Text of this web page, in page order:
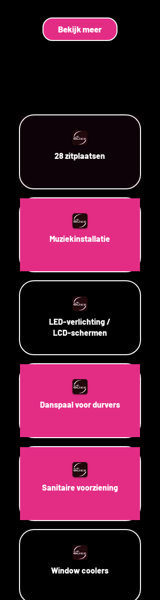
Bekijk meer
28 zitplaatsen
Muziekinstallatie
LED-verlichting /
LCD-schermen
Danspaal voor durvers
Sanitaire voorziening
Window coolers